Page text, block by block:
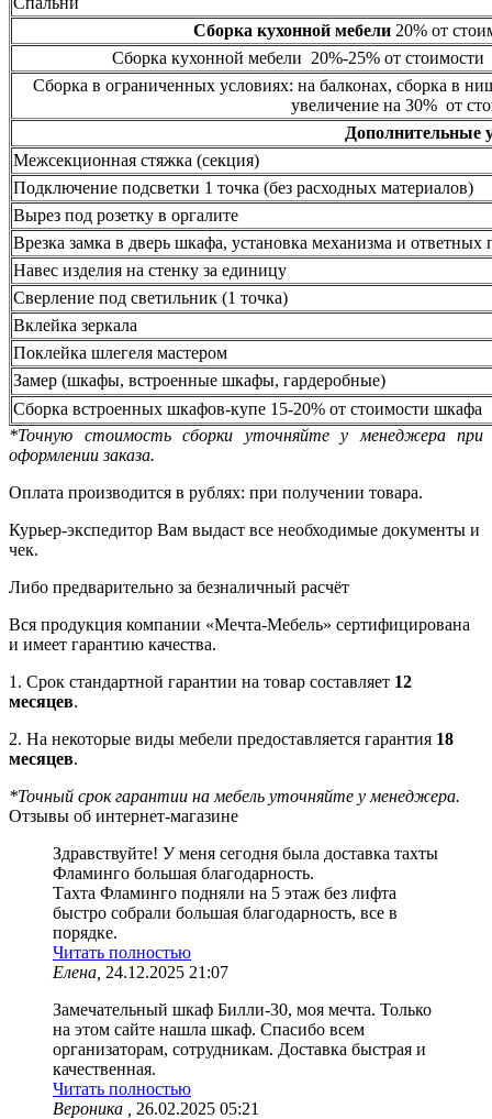
Сборка кухонной мебели20% от
Сборка кухонной мебели 20%-25% от стоимости
Сборка в ограниченных условиях: на балконах, сборка в
увеличение на 30% от
Дополнительные
Межсекционная стяжка (секция)
Подключение подсветки 1 точка (без расходных материалов)
Вырез под розетку в оргалите
Врезка замка в дверь шкафа, установка механизма и ответных
Навес изделия на стенку за единицу
Сверление под светильник (1 точка)
Вклейка зеркала
Поклейка шлегеля мастером
Замер (шкафы, встроенные шкафы, гардеробные)
Сборка встроенных шкафов-купе 15-20% от стоимости шкафа
*Точную стоимость сборки уточняйте у менеджера при
оформлении заказа.
Оплата производится в рублях: при получении товара.
Курьер-экспедитор Вам выдаст все необходимые документы и
чек.
Либо предварительно за безналичный расчёт
Вся продукция компании «Мечта-Мебель» сертифицирована
и имеет гарантию качества.
1. Срок стандартной гарантии на товар составляет 12
месяцев.
2. На некоторые виды мебели предоставляется гарантия 18
месяцев.
*Точный срок гарантии на мебель уточняйте у менеджера.
Отзывы об интернет-магазине
Здравствуйте! У меня сегодня была доставка тахты
Фламинго большая благодарность.
Тахта Фламинго подняли на 5 этаж без лифта
быстро собрали большая благодарность, все в
порядке.
Читать полностью
Елена, 24.12.2025 21:07
Замечательный шкаф Билли-30, моя мечта. Только
на этом сайте нашла шкаф. Спасибо всем
организаторам, сотрудникам. Доставка быстрая и
качественная.
Читать полностью
Вероника ,
26.02.2025 05:21